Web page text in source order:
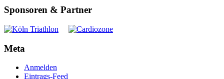
Sponsoren & Partner
Meta
Anmelden
Eintrags-Feed